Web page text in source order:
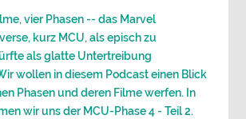
vier Phasen -- das Marvel
kurz MCU, als episch zu
als glatte Untertreibung
wollen in diesem Podcast einen Blick
Phasen und deren Filme werfen. In
wir uns der MCU-Phase 4 - Teil 2.